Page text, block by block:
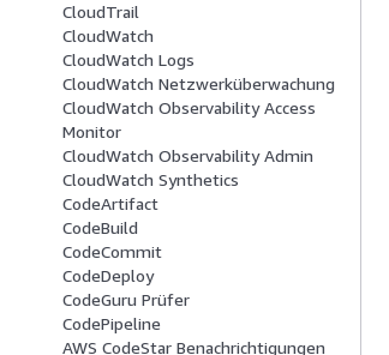
CloudTrail
CloudWatch
CloudWatch Logs
CloudWatch Netzwerküberwachung
CloudWatch Observability Access
Monitor
CloudWatch Observability Admin
CloudWatch Synthetics
CodeArtifact
CodeBuild
CodeCommit
CodeDeploy
CodeGuru Prüfer
CodePipeline
AWS CodeStar Benachrichtigungen